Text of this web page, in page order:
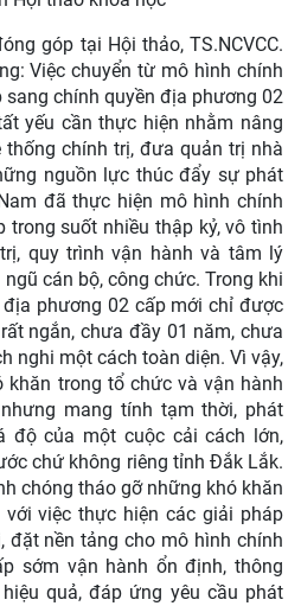
tại Hội thảo, TS.NCVCC.
Việc chuyển từ mô hình chính
chính quyền địa phương 02
yếu cần thực hiện nhằm nâng
thống chính trị, đưa quản trị nhà
nguồn lực thúc đẩy sự phát
đã thực hiện mô hình chính
trong suốt nhiều thập kỷ, vô tình
quy trình vận hành và tâm lý
cán bộ, công chức. Trong khi
phương 02 cấp mới chỉ được
ngắn, chưa đầy 01 năm, chưa
nghi một cách toàn diện. Vì vậy,
khăn trong tổ chức và vận hành
mang tính tạm thời, phát
độ của một cuộc cải cách lớn,
chứ không riêng tỉnh Đắk Lắk.
chóng tháo gỡ những khó khăn
việc thực hiện các giải pháp
đặt nền tảng cho mô hình chính
sớm vận hành ổn định, thông
quả, đáp ứng yêu cầu phát